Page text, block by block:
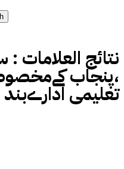
نتائج العلامات :
تعلیمی